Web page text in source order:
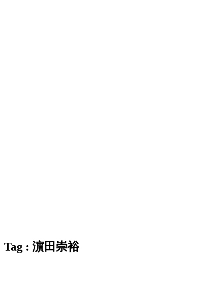
Tag : 濵田崇裕